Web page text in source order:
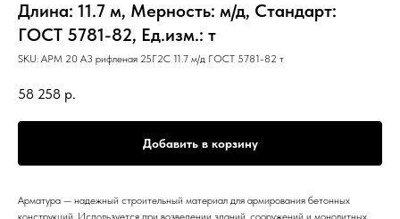
Длина: 11.7 м, Мерность: м/д, Стандарт:
ГОСТ 5781-82, Ед.изм.: т
SKU: АРМ 20 А3 рифленая 25Г2С 11.7 м/д ГОСТ 5781-82 т
58 258 р.
Добавить в корзину
Арматура — надежный строительный материал для армирования бетонных
конструкций. Используется при возведении зданий, сооружений и монолитных